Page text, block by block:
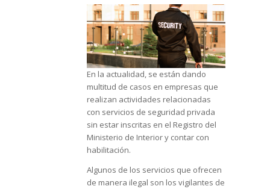
En la actualidad, se están dando
multitud de casos en empresas que
realizan actividades relacionadas
con servicios de seguridad privada
sin estar inscritas en el Registro del
Ministerio de Interior y contar con
habilitación.
Algunos de los servicios que ofrecen
de manera ilegal son los vigilantes de